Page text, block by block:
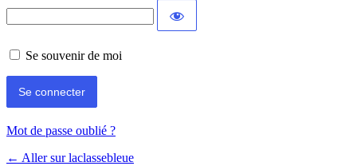
Se souvenir de moi
Mot de passe oublié ?
← Aller sur laclassebleue